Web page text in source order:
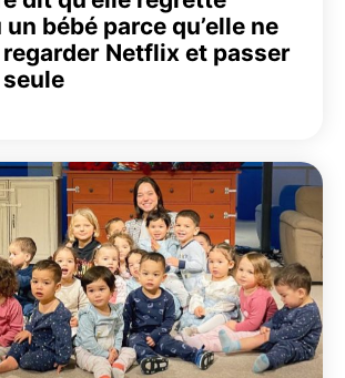
un bébé parce qu’elle ne
Netflix et passer